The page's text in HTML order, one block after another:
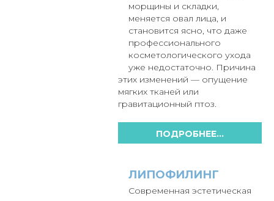
морщины и складки,
меняется овал лица, и
становится ясно, что даже
профессионального
косметологического ухода
уже недостаточно. Причина
этих изменений — опущение
мягких тканей или
гравитационный птоз.
ПОДРОБНЕЕ...
ЛИПОФИЛИНГ
Современная эстетическая